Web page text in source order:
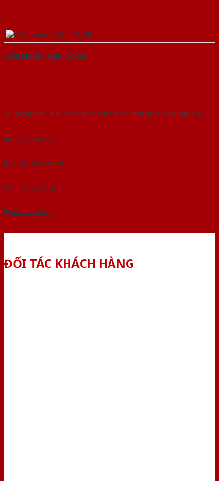
Cửa Nhôm Vân Gỗ 68
Với kinh nghiệm nhiêu năm nghiên cứu cửa theo tiêu chuẩn công nghệ Châu
Gửi yêu cầu tư vấn
Tải báo giá tổng hợp
Yêu cầu gọi lại (3 phút)
Dành cho đại lý
ĐỐI TÁC KHÁCH HÀNG